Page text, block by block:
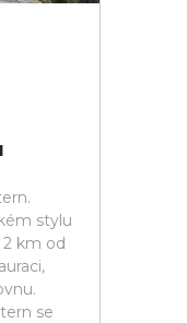
stylu
2 km od
se